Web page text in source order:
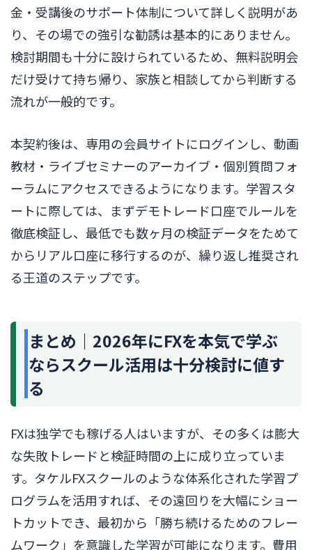
金・受講後のサポート体制について詳しく説明があ
り、その場での強引な勧誘は基本的にありません。
検討期間も十分に設けられているため、無料説明会
だけ受けて持ち帰り、家族と相談してから判断する
流れが一般的です。
本契約後は、専用の会員サイトにログインし、動画
教材・ライブセミナーのアーカイブ・個別質問フォ
ーラムにアクセスできるようになります。学習スタ
ートに際しては、まずデモトレード口座でルールを
徹底検証し、最低でも数ヶ月の検証データをためて
からリアル口座に移行するのが、繰り返し推奨され
る王道のステップです。
まとめ｜2026年にFXを本気で学ぶ
ならスクール活用は十分検討に値す
る
FXは独学でも稼げる人はいますが、その多くは膨大
な失敗トレードと検証時間の上に成り立っていま
す。タケルFXスクールのような体系化された学習プ
ログラムを活用すれば、その遠回りを大幅にショー
トカットでき、最初から「勝ち続けるためのフレー
ムワーク」を意識した学習が可能になります。費用